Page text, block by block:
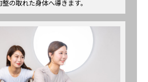
の取れた身体へ導きます。